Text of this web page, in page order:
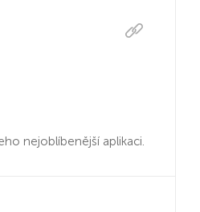
nejoblíbenější aplikaci.